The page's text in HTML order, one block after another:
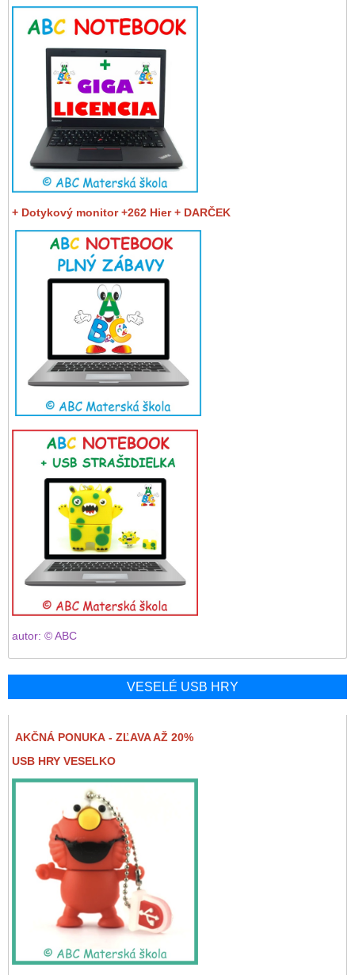
+ Dotykový monitor +262 Hier + DARČEK
autor: © ABC
VESELÉ USB HRY
AKČNÁ PONUKA - ZĽAVA AŽ 20%
USB HRY VESELKO